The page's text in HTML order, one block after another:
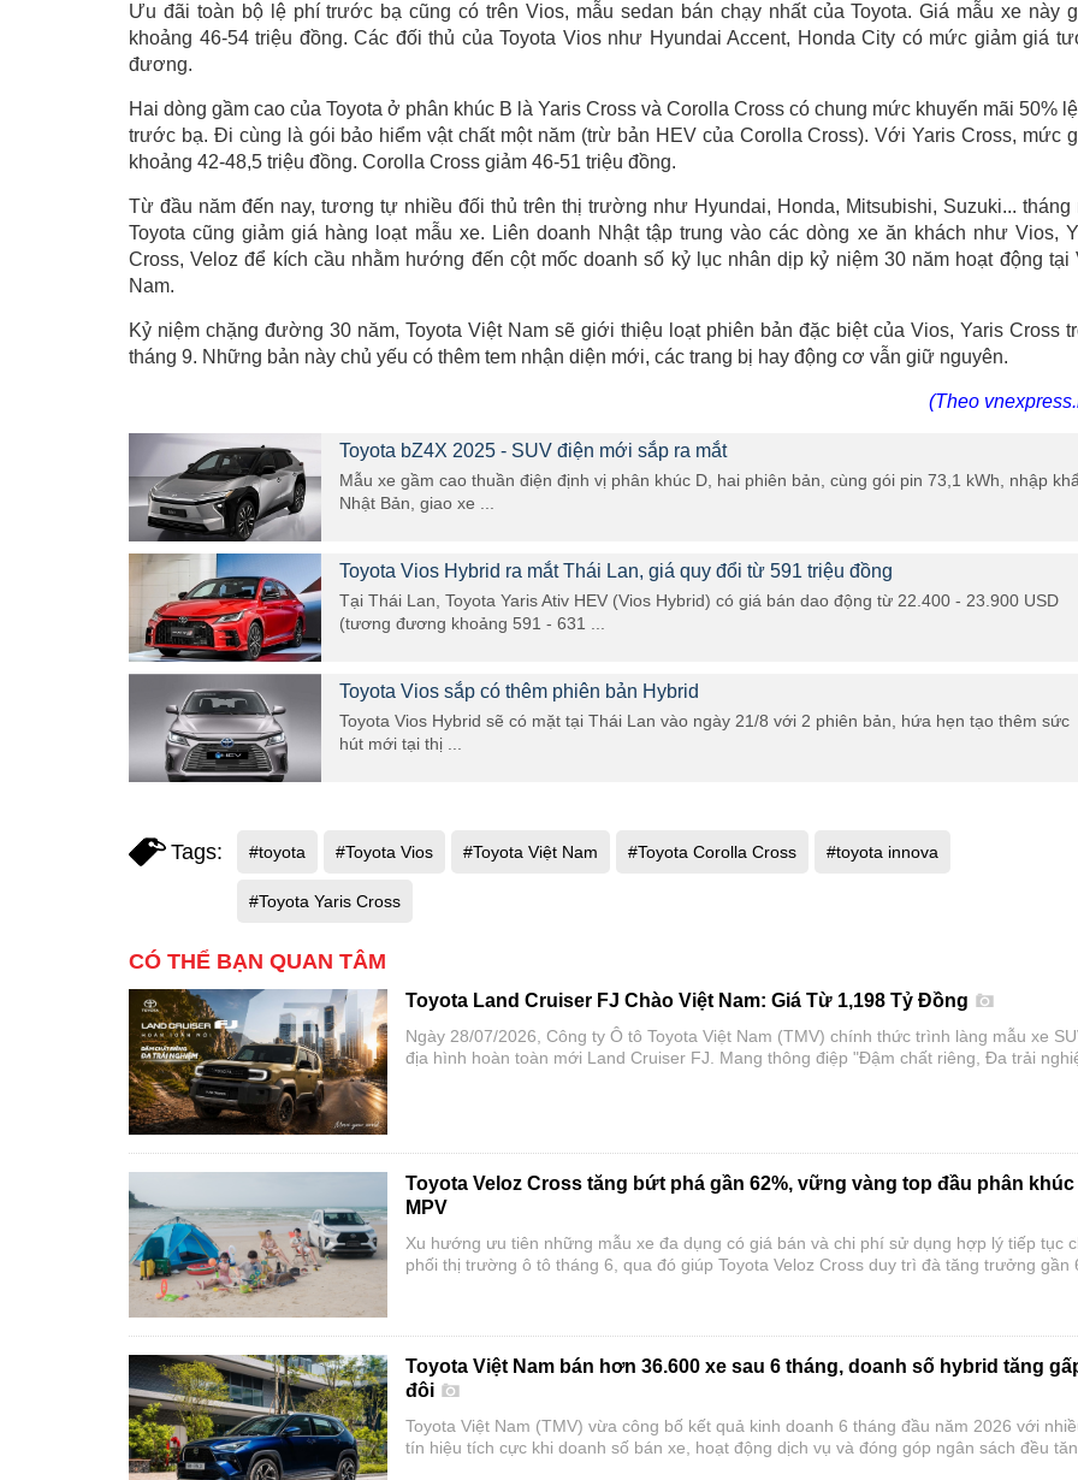
Ưu đãi toàn bộ lệ phí trước bạ cũng có trên Vios, mẫu sedan bán chạy nhất của Toyota. Giá mẫu xe này
khoảng 46-54 triệu đồng. Các đối thủ của Toyota Vios như Hyundai Accent, Honda City có mức giảm giá
đương.
Hai dòng gầm cao của Toyota ở phân khúc B là Yaris Cross và Corolla Cross có chung mức khuyến mãi 50%
trước bạ. Đi cùng là gói bảo hiểm vật chất một năm (trừ bản HEV của Corolla Cross). Với Yaris Cross, mức
khoảng 42-48,5 triệu đồng. Corolla Cross giảm 46-51 triệu đồng.
Từ đầu năm đến nay, tương tự nhiều đối thủ trên thị trường như Hyundai, Honda, Mitsubishi, Suzuki... tháng
Toyota cũng giảm giá hàng loạt mẫu xe. Liên doanh Nhật tập trung vào các dòng xe ăn khách như Vios,
Cross, Veloz để kích cầu nhằm hướng đến cột mốc doanh số kỷ lục nhân dịp kỷ niệm 30 năm hoạt động tại
Nam.
Kỷ niệm chặng đường 30 năm, Toyota Việt Nam sẽ giới thiệu loạt phiên bản đặc biệt của Vios, Yaris Cross
tháng 9. Những bản này chủ yếu có thêm tem nhận diện mới, các trang bị hay động cơ vẫn giữ nguyên.
(Theo
Toyota bZ4X 2025 - SUV điện mới sắp ra mắt
Mẫu xe gầm cao thuần điện định vị phân khúc D, hai phiên bản, cùng gói pin 73,1 kWh, nhập
Nhật Bản, giao xe ...
Toyota Vios Hybrid ra mắt Thái Lan, giá quy đổi từ 591 triệu đồng
Tại Thái Lan, Toyota Yaris Ativ HEV (Vios Hybrid) có giá bán dao động từ 22.400 - 23.900 USD
(tương đương khoảng 591 - 631 ...
Toyota Vios sắp có thêm phiên bản Hybrid
Toyota Vios Hybrid sẽ có mặt tại Thái Lan vào ngày 21/8 với 2 phiên bản, hứa hẹn tạo thêm sức
hút mới tại thị ...
Tags: #toyota #Toyota Vios #Toyota Việt Nam #Toyota Corolla Cross #toyota innova
#Toyota Yaris Cross
CÓ THỂ BẠN QUAN TÂM
Toyota Land Cruiser FJ Chào Việt Nam: Giá Từ 1,198 Tỷ Đồng
Ngày 28/07/2026, Công ty Ô tô Toyota Việt Nam (TMV) chính thức trình làng mẫu xe
địa hình hoàn toàn mới Land Cruiser FJ. Mang thông điệp "Đậm chất riêng, Đa trải
Toyota Veloz Cross tăng bứt phá gần 62%, vững vàng top đầu phân khúc
MPV
Xu hướng ưu tiên những mẫu xe đa dụng có giá bán và chi phí sử dụng hợp lý tiếp tục
phối thị trường ô tô tháng 6, qua đó giúp Toyota Veloz Cross duy trì đà tăng trưởng gần
Toyota Việt Nam bán hơn 36.600 xe sau 6 tháng, doanh số hybrid tăng
đôi
Toyota Việt Nam (TMV) vừa công bố kết quả kinh doanh 6 tháng đầu năm 2026 với
tín hiệu tích cực khi doanh số bán xe, hoạt động dịch vụ và đóng góp ngân sách đều